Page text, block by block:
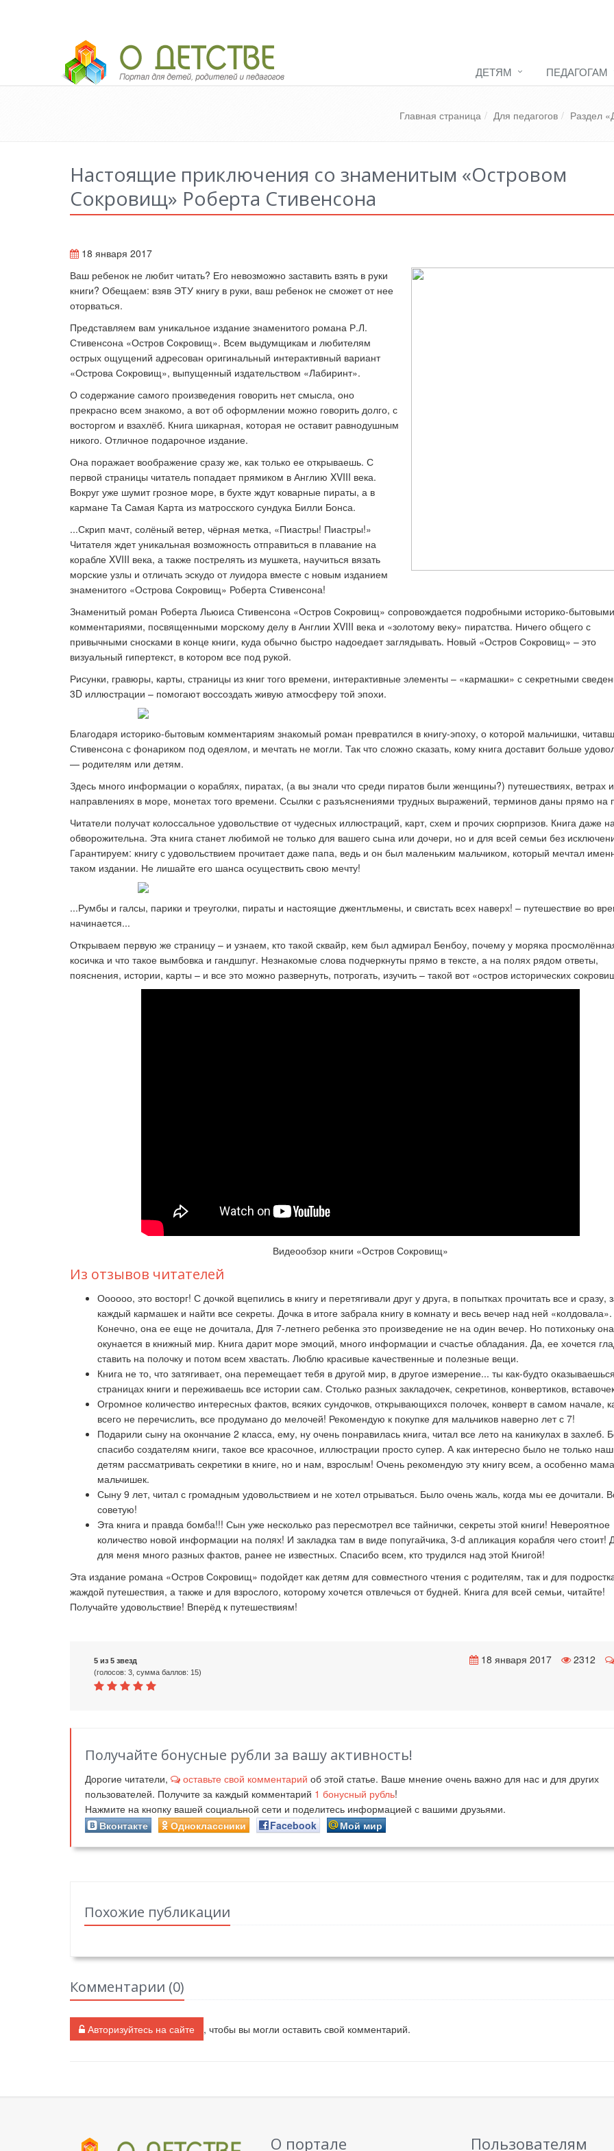
Педагогический портал «О детстве»
ДЕТЯМ
ПЕДАГОГАМ
Главная страница Для педагогов Раздел
Настоящие приключения со знаменитым «Островом
Сокровищ» Роберта Стивенсона
18 января 2017
Ваш ребенок не любит читать? Его невозможно заставить взять в руки
книги? Обещаем: взяв ЭТУ книгу в руки, ваш ребенок не сможет от нее
оторваться.
Представляем вам уникальное издание знаменитого романа Р.Л.
Стивенсона «Остров Сокровищ». Всем выдумщикам и любителям
острых ощущений адресован оригинальный интерактивный вариант
«Острова Сокровищ», выпущенный издательством «Лабиринт».
О содержание самого произведения говорить нет смысла, оно
прекрасно всем знакомо, а вот об оформлении можно говорить долго, с
восторгом и взахлёб. Книга шикарная, которая не оставит равнодушным
никого. Отличное подарочное издание.
Она поражает воображение сразу же, как только ее открываешь. С
первой страницы читатель попадает прямиком в Англию XVIII века.
Вокруг уже шумит грозное море, в бухте ждут коварные пираты, а в
кармане Та Самая Карта из матросского сундука Билли Бонса.
...Скрип мачт, солёный ветер, чёрная метка, «Пиастры! Пиастры!»
Читателя ждет уникальная возможность отправиться в плавание на
корабле XVIII века, а также пострелять из мушкета, научиться вязать
морские узлы и отличать эскудо от луидора вместе с новым изданием
знаменитого «Острова Сокровищ» Роберта Стивенсона!
Знаменитый роман Роберта Льюиса Стивенсона «Остров Сокровищ» сопровождается подробными историко-бытовыми
комментариями, посвященными морскому делу в Англии XVIII века и «золотому веку» пиратства. Ничего общего с
привычными сносками в конце книги, куда обычно быстро надоедает заглядывать. Новый «Остров Сокровищ» – это
визуальный гипертекст, в котором все под рукой.
Рисунки, гравюры, карты, страницы из книг того времени, интерактивные элементы – «кармашки» с секретными
3D иллюстрации – помогают воссоздать живую атмосферу той эпохи.
Благодаря историко-бытовым комментариям знакомый роман превратился в книгу-эпоху, о которой мальчишки,
Стивенсона с фонариком под одеялом, и мечтать не могли. Так что сложно сказать, кому книга доставит больше
— родителям или детям.
Здесь много информации о кораблях, пиратах, (а вы знали что среди пиратов были женщины?) путешествиях, ветрах и
направлениях в море, монетах того времени. Ссылки с разъяснениями трудных выражений, терминов даны прямо на
Читатели получат колоссальное удовольствие от чудесных иллюстраций, карт, схем и прочих сюрпризов. Книга даже
обворожительна. Эта книга станет любимой не только для вашего сына или дочери, но и для всей семьи без
Гарантируем: книгу с удовольствием прочитает даже папа, ведь и он был маленьким мальчиком, который мечтал
таком издании. Не лишайте его шанса осуществить свою мечту!
...Румбы и галсы, парики и треуголки, пираты и настоящие джентльмены, и свистать всех наверх! – путешествие во
начинается...
Открываем первую же страницу – и узнаем, кто такой сквайр, кем был адмирал Бенбоу, почему у моряка
косичка и что такое вымбовка и гандшпуг. Незнакомые слова подчеркнуты прямо в тексте, а на полях рядом ответы,
пояснения, истории, карты – и все это можно развернуть, потрогать, изучить – такой вот «остров исторических
Видеообзор книги «Остров Сокровищ»
Из отзывов читателей
Оооооо, это восторг! С дочкой вцепились в книгу и перетягивали друг у друга, в попытках прочитать все и сразу,
каждый кармашек и найти все секреты. Дочка в итоге забрала книгу в комнату и весь вечер над ней «колдовала».
Конечно, она ее еще не дочитала, Для 7-летнего ребенка это произведение не на один вечер. Но потихоньку она
окунается в книжный мир. Книга дарит море эмоций, много информации и счастье обладания. Да, ее хочется
ставить на полочку и потом всем хвастать. Люблю красивые качественные и полезные вещи.
Книга не то, что затягивает, она перемещает тебя в другой мир, в другое измерение... ты как-будто
страницах книги и переживаешь все истории сам. Столько разных закладочек, секретинов, конвертиков,
Огромное количество интересных фактов, всяких сундочков, открывающихся полочек, конверт в самом начале,
всего не перечислить, все продумано до мелочей! Рекомендую к покупке для мальчиков наверно лет с 7!
Подарили сыну на окончание 2 класса, ему, ну очень понравилась книга, читал все лето на каникулах в захлеб.
спасибо создателям книги, такое все красочное, иллюстрации просто супер. А как интересно было не только
детям рассматривать секретики в книге, но и нам, взрослым! Очень рекомендую эту книгу всем, а особенно
мальчишек.
Сыну 9 лет, читал с громадным удовольствием и не хотел отрываться. Было очень жаль, когда мы ее дочитали.
советую!
Эта книга и правда бомба!!! Сын уже несколько раз пересмотрел все тайнички, секреты этой книги! Невероятное
количество новой информации на полях! И закладка там в виде попугайчика, 3-d апликация корабля чего стоит!
для меня много разных фактов, ранее не известных. Спасибо всем, кто трудился над этой Книгой!
Эта издание романа «Остров Сокровищ» подойдет как детям для совместного чтения с родителям, так и для
жаждой путешествия, а также и для взрослого, которому хочется отвлечься от будней. Книга для всей семьи, читайте!
Получайте удовольствие! Вперёд к путешествиям!
5 из 5 звезд
(голосов: 3, сумма баллов: 15)
18 января 2017 2312
Получайте бонусные рубли за вашу активность!
Дорогие читатели, оставьте свой комментарий об этой статье. Ваше мнение очень важно для нас и для других
пользователей. Получите за каждый комментарий 1 бонусный рубль!
Нажмите на кнопку вашей социальной сети и поделитесь информацией с вашими друзьями.
Вконтакте
Одноклассники Facebook Мой мир
Похожие публикации
Комментарии (0)
Авторизуйтесь на сайте , чтобы вы могли оставить свой комментарий.
Как правильно оформить работу
для публикации
Как получить бонусные баллы
О портале Пользователям